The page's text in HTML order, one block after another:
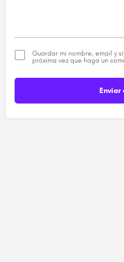
Guardar mi nombre, email y
próxima vez que haga un
Enviar